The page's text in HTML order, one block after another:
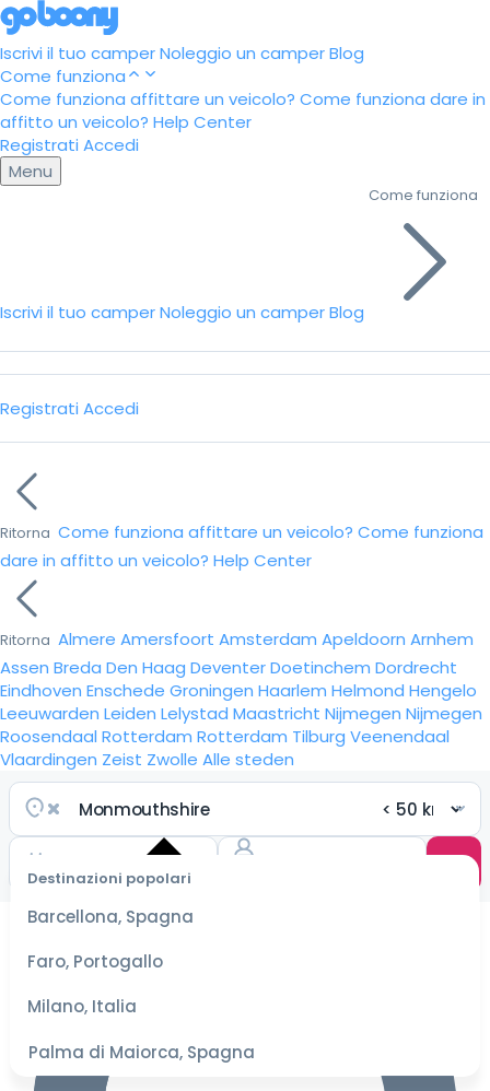
Iscrivi il tuo camperNoleggio un camperBlog
Come funziona
Come funziona affittare un veicolo? Come funziona dare in
affitto un veicolo? Help Center
Registrati Accedi
Menu
Iscrivi il tuo camperNoleggio un camperBlog
Come funziona
Registrati Accedi
Ritorna Come funziona affittare un veicolo? Come funziona
dare in affitto un veicolo? Help Center
Ritorna Almere Amersfoort Amsterdam Apeldoorn Arnhem
Assen Breda Den Haag DeventerDoetinchem Dordrecht
Eindhoven Enschede Groningen Haarlem Helmond Hengelo
Leeuwarden Leiden Lelystad Maastricht Nijmegen Nijmegen
Roosendaal Rotterdam Rotterdam Tilburg Veenendaal
Vlaardingen Zeist Zwolle Alle steden
Destinazioni popolari
Barcellona, Spagna
Faro, Portogallo
Milano, Italia
Palma di Maiorca, Spagna
Seleziona
le date
tariffe